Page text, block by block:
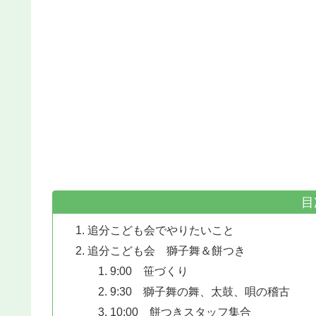
追分こども会でやりたいこと
追分こども会 獅子舞＆餅つき
9:00 笹づくり
9:30 獅子舞の舞、太鼓、唄の稽古
10:00 餅つきスタッフ集合